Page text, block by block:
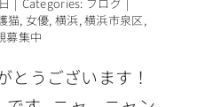
猫, 女優,横浜,横浜市泉区,
募集中
うございます！